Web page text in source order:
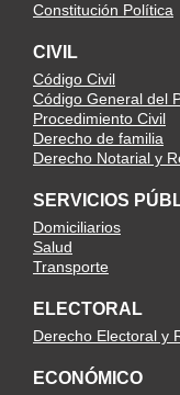
Constitución Política
CIVIL
Código Civil
Código General del
Procedimiento Civil
Derecho de familia
Derecho Notarial y
SERVICIOS
Domiciliarios
Salud
Transporte
ELECTORAL
Derecho Electoral y
ECONÓMICO